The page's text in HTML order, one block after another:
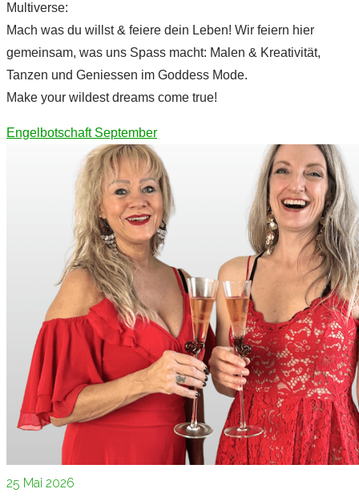
Multiverse:
Mach was du willst & feiere dein Leben! Wir feiern hier
gemeinsam, was uns Spass macht: Malen & Kreativität,
Tanzen und Geniessen im Goddess Mode.
Make your wildest dreams come true!
Engelbotschaft September
25 Mai 2026